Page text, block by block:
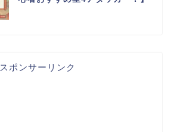
スポンサーリンク